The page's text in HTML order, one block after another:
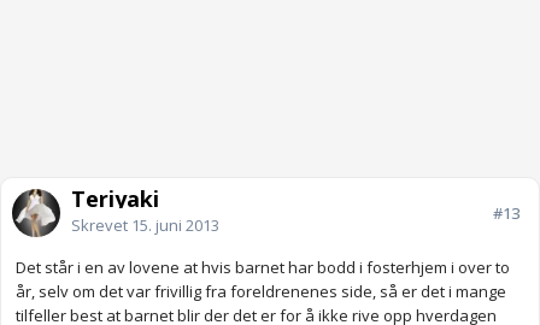
Teriyaki
Skrevet 15. juni 2013
#13
Det står i en av lovene at hvis barnet har bodd i fosterhjem i over to
år, selv om det var frivillig fra foreldrenenes side, så er det i mange
tilfeller best at barnet blir der det er for å ikke rive opp hverdagen